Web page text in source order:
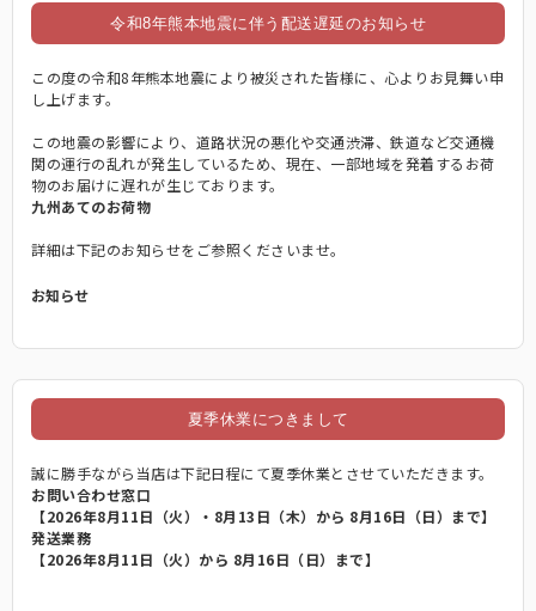
ご利用ガイド
商品を探す
長傘
遮光帽子
令和8年熊本地震に伴う配送遅延のお知らせ
この度の令和8年熊本地震により被災された皆様に、心よりお見舞い申
し上げます。
この地震の影響により、道路状況の悪化や交通渋滞、鉄道など交通機
関の運行の乱れが発生しているため、現在、一部地域を発着するお荷
物のお届けに遅れが生じております。
九州あてのお荷物
詳細は下記のお知らせをご参照くださいませ。
お知らせ
夏季休業につきまして
誠に勝手ながら当店は下記日程にて夏季休業とさせていただきます。
お問い合わせ窓口
【2026年8月11日（火）・8月13日（木）から 8月16日（日）まで】
発送業務
【2026年8月11日（火）から 8月16日（日）まで】